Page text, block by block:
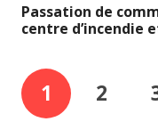
Passation de
centre d’incendie
1 2